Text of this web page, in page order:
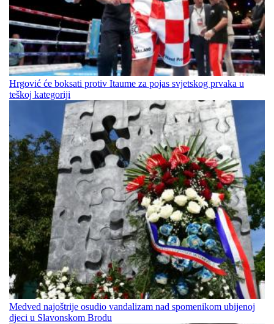
Hrgović će boksati protiv Itaume za pojas svjetskog prvaka u
teškoj kategoriji
Medved najoštrije osudio vandalizam nad spomenikom ubijenoj
djeci u Slavonskom Brodu